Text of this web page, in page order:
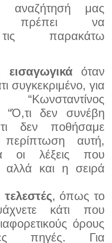
μας
πρέπει να
παρακάτω
εισαγωγικάόταν
συγκεκριμένο, για
“Ό,τι δεν συνέβη
δεν ποθήσαμε
αυτή,
οι λέξεις που
αλλά και η σειρά
τελεστές, όπως το
κάτι που
όρους
πηγές. Για